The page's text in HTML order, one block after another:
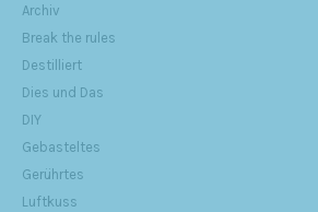
Archiv
Break the rules
Destilliert
Dies und Das
DIY
Gebasteltes
Gerührtes
Luftkuss